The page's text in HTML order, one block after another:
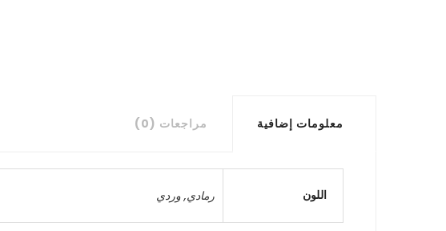
معلومات إضافية مراجعات (0)
اللون رمادي,وردي